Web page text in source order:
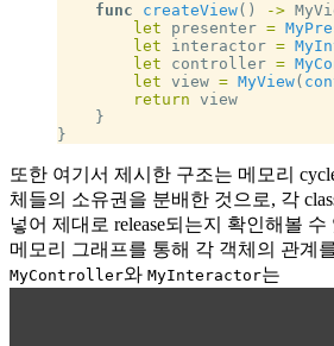
    func
createView() ->
        let
presenter =
        let
interactor =
        let
controller =
        let
view = MyView(
        return
view
    }
}
또한 여기서 제시한 구조는 메모리
체들의 소유권을 분배한 것으로, 각
넣어 제대로 release되는지 확인해볼
메모리 그래프를 통해 각 객체의 관계
MyController와 MyInteractor는